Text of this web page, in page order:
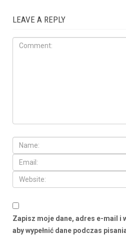
LEAVE A REPLY
Zapisz moje dane, adres e-mail i
aby wypełnić dane podczas